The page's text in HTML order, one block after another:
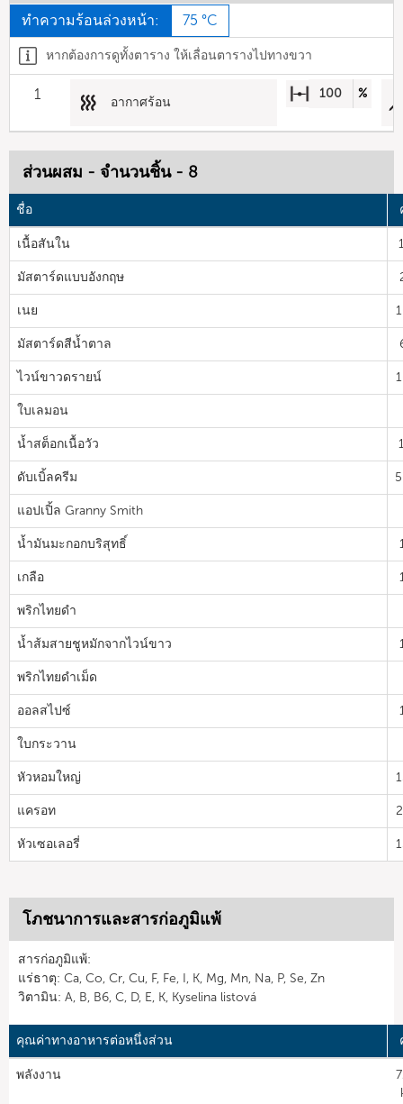
ทำความร้อนล่วงหน้า: 75 °C
หากต้องการดูทั้งตาราง ให้เลื่อนตารางไปทางขวา
1 อากาศร้อน
100 %
ส่วนผสม - จำนวนชิ้น - 8
ชื่อ
เนื้อสันใน
มัสตาร์ดแบบอังกฤษ
เนย
มัสตาร์ดสีน้ำตาล
ไวน์ขาวดรายน์
ใบเลมอน
น้ำสต็อกเนื้อวัว
ดับเบิ้ลครีม
แอปเปิ้ล Granny Smith
น้ำมันมะกอกบริสุทธิ์
เกลือ
พริกไทยดำ
น้ำส้มสายชูหมักจากไวน์ขาว
พริกไทยดำเม็ด
ออลสไปซ์
ใบกระวาน
หัวหอมใหญ่
แครอท
หัวเซอเลอรี่
โภชนาการและสารก่อภูมิแพ้
สารก่อภูมิแพ้:
แร่ธาตุ: Ca, Co, Cr, Cu, F, Fe, I, K, Mg, Mn, Na, P, Se, Zn
วิตามิน: A, B, B6, C, D, E, K, Kyselina listová
คุณค่าทางอาหารต่อหนึ่งส่วน
พลังงาน